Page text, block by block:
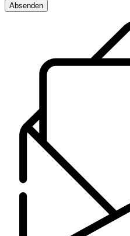
Absenden